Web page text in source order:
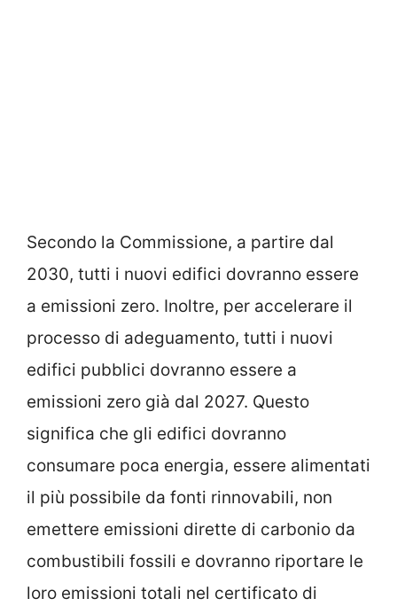
Secondo la Commissione, a partire dal
2030, tutti i nuovi edifici dovranno essere
a emissioni zero. Inoltre, per accelerare il
processo di adeguamento, tutti i nuovi
edifici pubblici dovranno essere a
emissioni zero già dal 2027. Questo
significa che gli edifici dovranno
consumare poca energia, essere alimentati
il più possibile da fonti rinnovabili, non
emettere emissioni dirette di carbonio da
combustibili fossili e dovranno riportare le
loro emissioni totali nel certificato di